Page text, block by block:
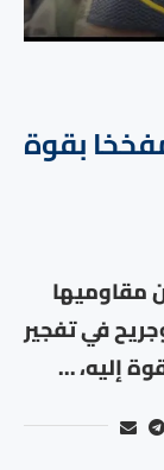
بقوة
مقاوميها
في تفجير
إليه، …